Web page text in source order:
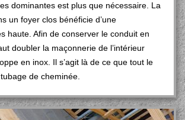
dominantes est plus que nécessaire. La
un foyer clos bénéficie d’une
haute. Afin de conserver le conduit en
doubler la maçonnerie de l’intérieur
en inox. Il s’agit là de ce que tout le
de cheminée.